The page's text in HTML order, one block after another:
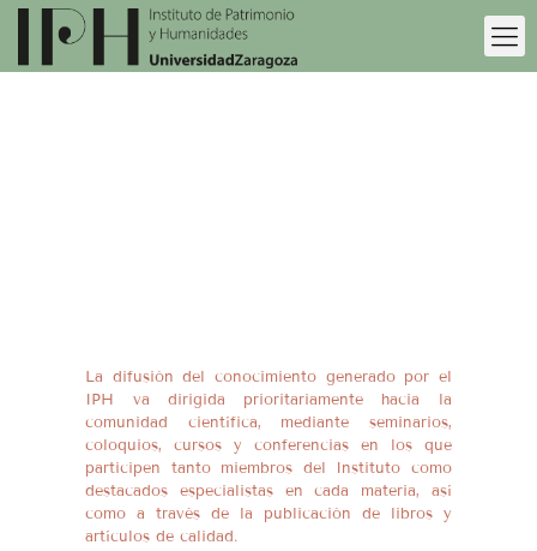
La difusión del conocimiento generado por el
IPH va dirigida prioritariamente hacia la
comunidad científica, mediante seminarios,
coloquios, cursos y conferencias en los que
participen tanto miembros del Instituto como
destacados especialistas en cada materia, así
como a través de la publicación de libros y
artículos de calidad.